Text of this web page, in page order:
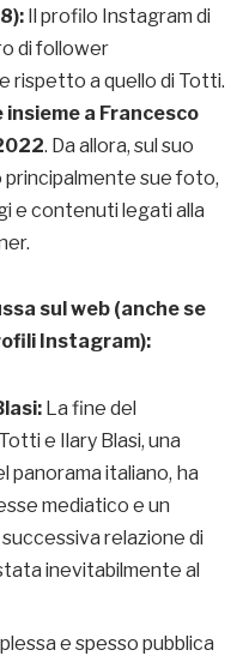
Il profilo Instagram di
di follower
rispetto a quello di Totti.
a Francesco
. Da allora, sul suo
sue foto,
e contenuti legati alla
sul web (anche se
Instagram):
La fine del
e Ilary Blasi, una
panorama italiano, ha
mediatico e un
relazione di
inevitabilmente al
e spesso pubblica